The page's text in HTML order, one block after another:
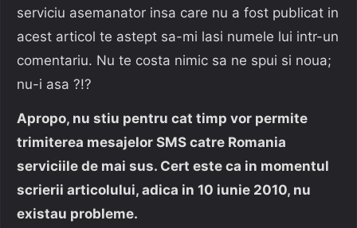
serviciu asemanator insa care nu a fost publicat in
acest articol te astept sa-mi lasi numele lui intr-un
comentariu. Nu te costa nimic sa ne spui si noua;
nu-i asa ?!?
Apropo, nu stiu pentru cat timp vor permite
trimiterea mesajelor SMS catre Romania
serviciile de mai sus. Cert este ca in momentul
scrierii articolului, adica in 10 iunie 2010, nu
existau probleme.